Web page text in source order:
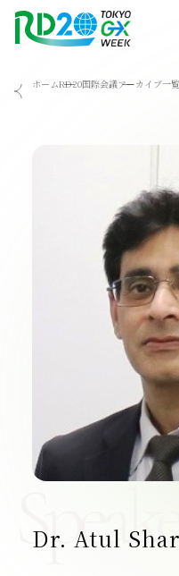
RD20を知る
2023-リーダーズレコメンデー
Now & Future 2024Now &
過去の開催
2026 AI for Energy Workshop
COP29ジャパンパビリオンセミ
報道関係者の皆様へ
プライバシーポリシー
ホームRD20国際会議アーカイブ一覧
Dr. Atul